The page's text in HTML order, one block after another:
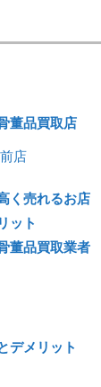
董品買取店
店
く売れるお店
ット
董品買取業者
デメリット